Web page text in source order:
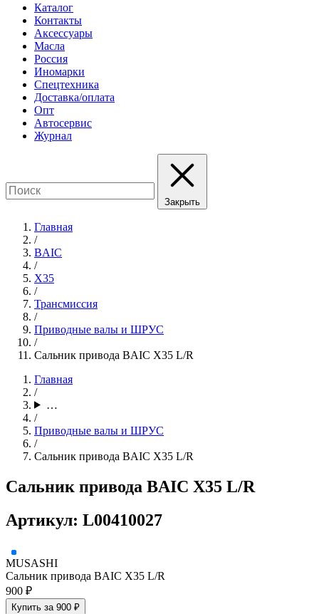
Каталог
Контакты
Аксессуары
Масла
Россия
Иномарки
Спецтехника
Доставка/оплата
Опт
Автосервис
Журнал
Закрыть
Главная
/
BAIC
/
X35
/
Трансмиссия
/
Приводные валы и ШРУС
/
Сальник привода BAIC X35 L/R
Главная
/
…
/
Приводные валы и ШРУС
/
Сальник привода BAIC X35 L/R
Сальник привода BAIC X35 L/R
Артикул: L00410027
MUSASHI
Сальник привода BAIC X35 L/R
900 ₽
Купить за 900 ₽